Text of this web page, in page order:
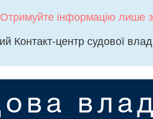
Отримуйте інформацію лише
Контакт-центр судової